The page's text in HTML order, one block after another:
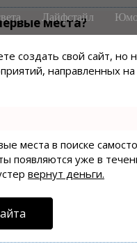
места?
создать свой сайт,
направленных
места в поиске
появляются уже в
вернут деньги.
Лайфстайл